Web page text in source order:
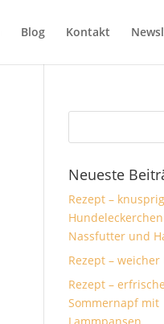
Blog Kontakt
Neueste
Rezept –
Nassfutter und
Rezept – weicher
Rezept –
Sommernapf mit